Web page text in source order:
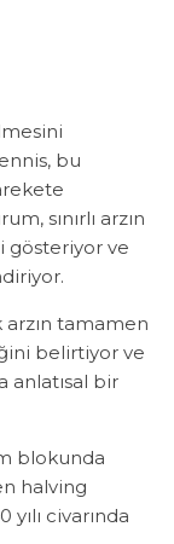
bu
sınırlı arzın
gösteriyor ve
arzın tamamen
belirtiyor ve
anlatısal bir
blokunda
halving
civarında